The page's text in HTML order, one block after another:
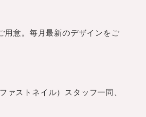
用意。毎月最新のデザインをご
ストネイル）スタッフ一同、